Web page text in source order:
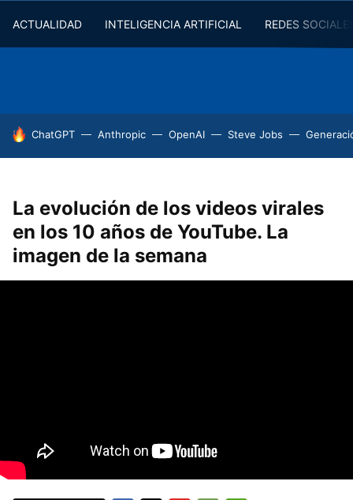
ACTUALIDAD INTELIGENCIA ARTIFICIAL REDES
HOY SE HABLA DE
ChatGPT Anthropic OpenAI Steve Jobs
La evolución de los videos virales
en los 10 años de YouTube. La
imagen de la semana